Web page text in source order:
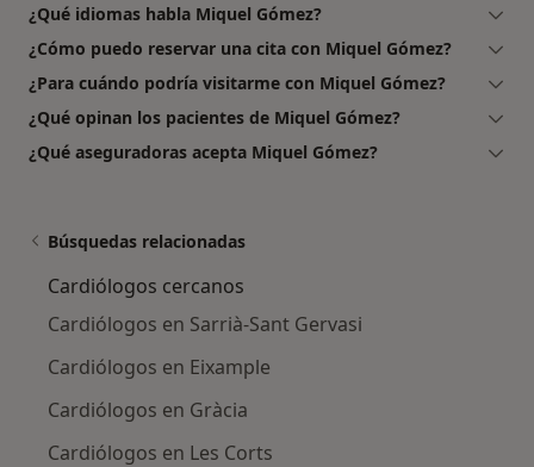
¿Qué idiomas habla Miquel Gómez?
¿Cómo puedo reservar una cita con Miquel Gómez?
¿Para cuándo podría visitarme con Miquel Gómez?
¿Qué opinan los pacientes de Miquel Gómez?
¿Qué aseguradoras acepta Miquel Gómez?
Búsquedas relacionadas
Cardiólogos cercanos
Cardiólogos en Sarrià-Sant Gervasi
Cardiólogos en Eixample
Cardiólogos en Gràcia
Cardiólogos en Les Corts